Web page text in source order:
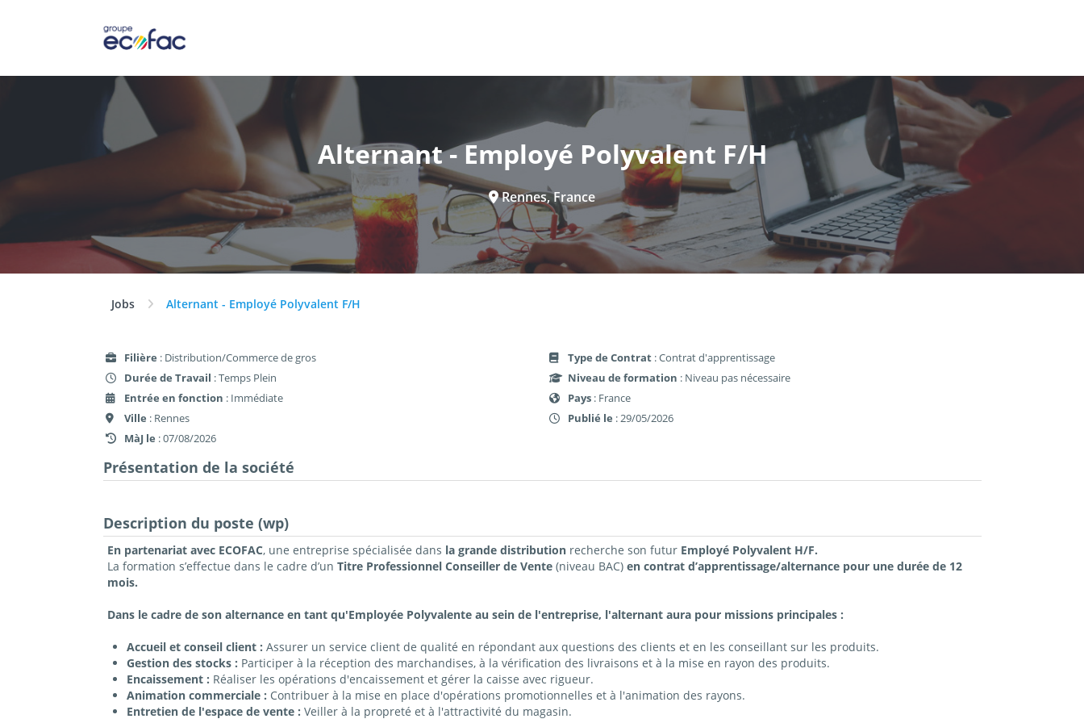
Alternant - Employé Polyvalent F/H
Rennes, France
Jobs Alternant - Employé Polyvalent F/H
Filière : Distribution/Commerce de gros
Durée de Travail : Temps Plein
Entrée en fonction : Immédiate
Ville : Rennes
MàJ le : 07/08/2026
Type de Contrat : Contrat d'apprentissage
Niveau de formation : Niveau pas nécessaire
Pays : France
Publié le : 29/05/2026
Présentation de la société
Description du poste (wp)
En partenariat avec ECOFAC, une entreprise spécialisée dans la grande distributionrecherche son futurEmployé Polyvalent H/F.
La formation s’effectue dans le cadre d’un Titre Professionnel Conseiller de Vente(niveau BAC)en contrat d’apprentissage/alternance pour une durée de 12
mois.
Dans le cadre de son alternance en tant qu'Employée Polyvalente au sein de l'entreprise, l'alternant aura pour missions principales :
Accueil et conseil client : Assurer un service client de qualité en répondant aux questions des clients et en les conseillant sur les produits.
Gestion des stocks : Participer à la réception des marchandises, à la vérification des livraisons et à la mise en rayon des produits.
Encaissement : Réaliser les opérations d'encaissement et gérer la caisse avec rigueur.
Animation commerciale : Contribuer à la mise en place d'opérations promotionnelles et à l'animation des rayons.
Entretien de l'espace de vente : Veiller à la propreté et à l'attractivité du magasin.